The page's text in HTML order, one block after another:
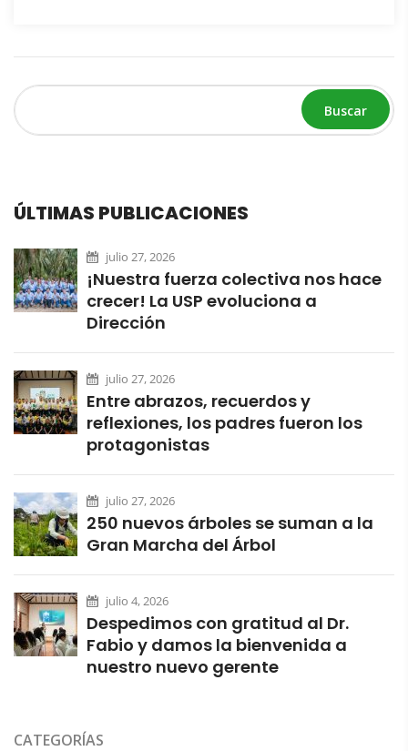
Buscar
ÚLTIMAS PUBLICACIONES
julio 27, 2026
¡Nuestra fuerza colectiva nos hace
crecer! La USP evoluciona a
Dirección
julio 27, 2026
Entre abrazos, recuerdos y
reflexiones, los padres fueron los
protagonistas
julio 27, 2026
250 nuevos árboles se suman a la
Gran Marcha del Árbol
julio 4, 2026
Despedimos con gratitud al Dr.
Fabio y damos la bienvenida a
nuestro nuevo gerente
CATEGORÍAS